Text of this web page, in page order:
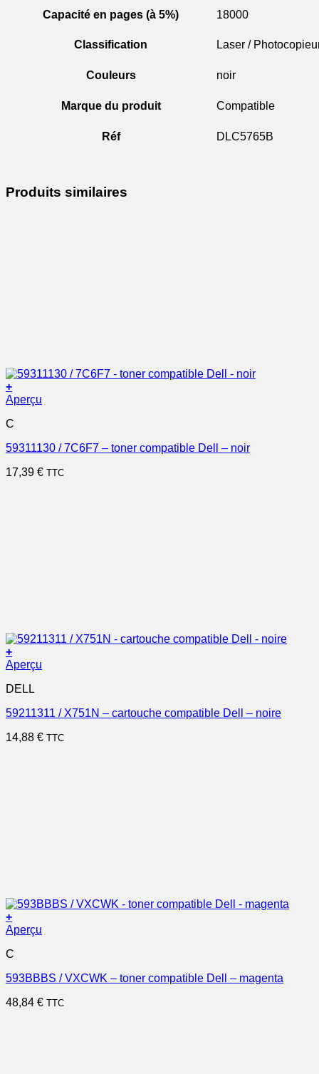
Capacité en pages (à 5%)
18000
Classification Laser /
Couleurs noir
Marque du produit Compatible
Réf DLC5765B
Produits similaires
+
Aperçu
C
59311130 / 7C6F7 – toner compatible Dell – noir
17,39 € TTC
+
Aperçu
DELL
59211311 / X751N – cartouche compatible Dell – noire
14,88 € TTC
+
Aperçu
C
593BBBS / VXCWK – toner compatible Dell – magenta
48,84 € TTC